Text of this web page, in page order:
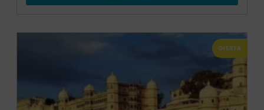
OFERTA